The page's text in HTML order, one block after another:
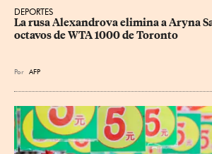
DEPORTES
La rusa Alexandrova elimina a Aryna
octavos de WTA 1000 de Toronto
Por AFP